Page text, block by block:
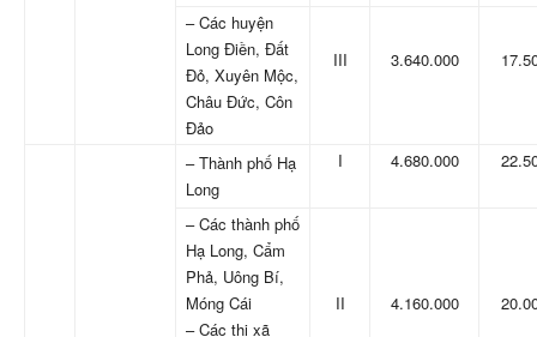
– Các huyện
Long Điền, Đất
Đỏ, Xuyên Mộc,
Châu Đức, Côn
Đảo
III 3.640.000
– Thành phố Hạ
Long
I 4.680.000
– Các thành phố
Hạ Long, Cẩm
Phả, Uông Bí,
Móng Cái
– Các thị xã
II 4.160.000